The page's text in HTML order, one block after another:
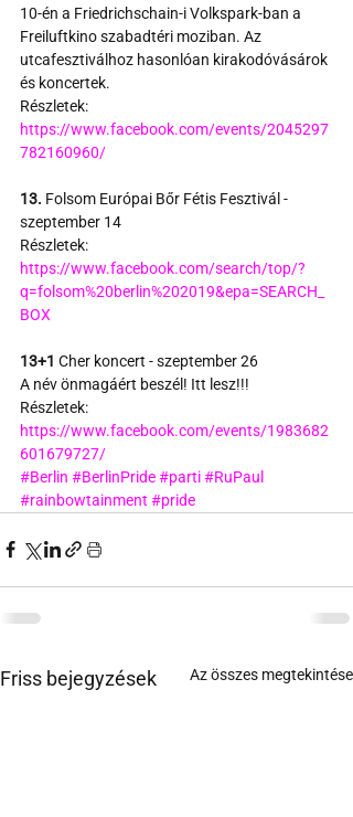
10-én a Friedrichschain-i Volkspark-ban a
Freiluftkino szabadtéri moziban. Az
utcafesztiválhoz hasonlóan kirakodóvásárok
és koncertek.
Részletek:
https://www.facebook.com/events/2045297
782160960/
13. Folsom Európai Bőr Fétis Fesztivál -
szeptember 14
Részletek:
https://www.facebook.com/search/top/?
q=folsom%20berlin%202019&epa=SEARCH_
BOX
13+1 Cher koncert - szeptember 26
A név önmagáért beszél! Itt lesz!!!
Részletek:
https://www.facebook.com/events/1983682
601679727/
#Berlin #BerlinPride#parti#RuPaul
#rainbowtainment #pride
Friss bejegyzések Az összes megtekintése